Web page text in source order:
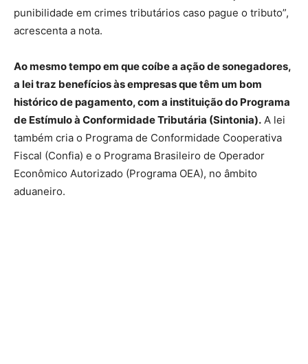
punibilidade em crimes tributários caso pague o tributo”,
acrescenta a nota.
Ao mesmo tempo em que coíbe a ação de sonegadores,
a lei traz benefícios às empresas que têm um bom
histórico de pagamento, com a instituição do Programa
de Estímulo à Conformidade Tributária (Sintonia). A lei
também cria o Programa de Conformidade Cooperativa
Fiscal (Confia) e o Programa Brasileiro de Operador
Econômico Autorizado (Programa OEA), no âmbito
aduaneiro.